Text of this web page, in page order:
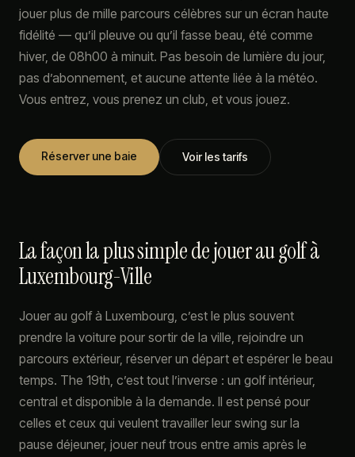
jouer plus de mille parcours célèbres sur un écran haute
fidélité — qu’il pleuve ou qu’il fasse beau, été comme
hiver, de 08h00 à minuit. Pas besoin de lumière du jour,
pas d’abonnement, et aucune attente liée à la météo.
Vous entrez, vous prenez un club, et vous jouez.
Réserver une baie Voir les tarifs
La façon la plus simple de jouer au golf à
Luxembourg-Ville
Jouer au golf à Luxembourg, c’est le plus souvent
prendre la voiture pour sortir de la ville, rejoindre un
parcours extérieur, réserver un départ et espérer le beau
temps. The 19th, c’est tout l’inverse : un golf intérieur,
central et disponible à la demande. Il est pensé pour
celles et ceux qui veulent travailler leur swing sur la
pause déjeuner, jouer neuf trous entre amis après le